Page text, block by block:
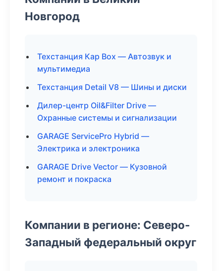
Новгород
Техстанция Кар Box — Автозвук и
мультимедиа
Техстанция Detail V8 — Шины и диски
Дилер-центр Oil&Filter Drive —
Охранные системы и сигнализации
GARAGE ServicePro Hybrid —
Электрика и электроника
GARAGE Drive Vector — Кузовной
ремонт и покраска
Компании в регионе: Северо-
Западный федеральный округ